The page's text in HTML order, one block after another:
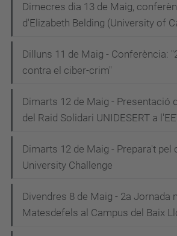
Dimecres dia 13 de Maig,
d'Elizabeth Belding (University of
Dilluns 11 de Maig - Conferència:
contra el ciber-crim"
Dimarts 12 de Maig - Presentació
del Raid Solidari UNIDESERT a
Dimarts 12 de Maig - Prepara't pel
University Challenge
Divendres 8 de Maig - 2a Jornada
Matesdefels al Campus del Baix